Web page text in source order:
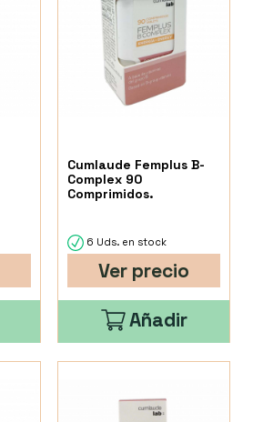
Cumlaude Femplus B-
Complex 90
Comprimidos.
6 Uds. en stock
Ver precio
Añadir